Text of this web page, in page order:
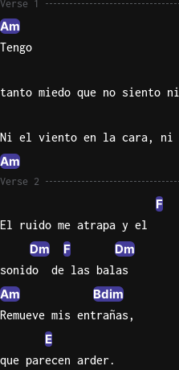
Verse 1
Am
Tengo
tanto miedo que no siento
Ni el viento en la cara, ni
Am
Verse 2
F
El ruido me atrapa y el
Dm F Dm
sonido  de las balas
Am Bdim
Remueve mis entrañas,
E
que parecen arder.